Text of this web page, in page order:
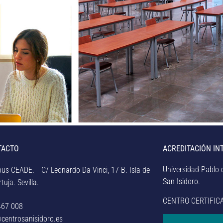
CEADE. C/ Leonardo Da Vinci, 17-B. Isla de
Sevilla.
008
ACREDITACIÓN
Universidad Pablo
San Isidoro.
CENTRO